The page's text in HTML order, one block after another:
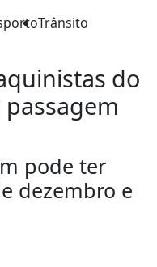
Trânsito
do
pode ter
dezembro e